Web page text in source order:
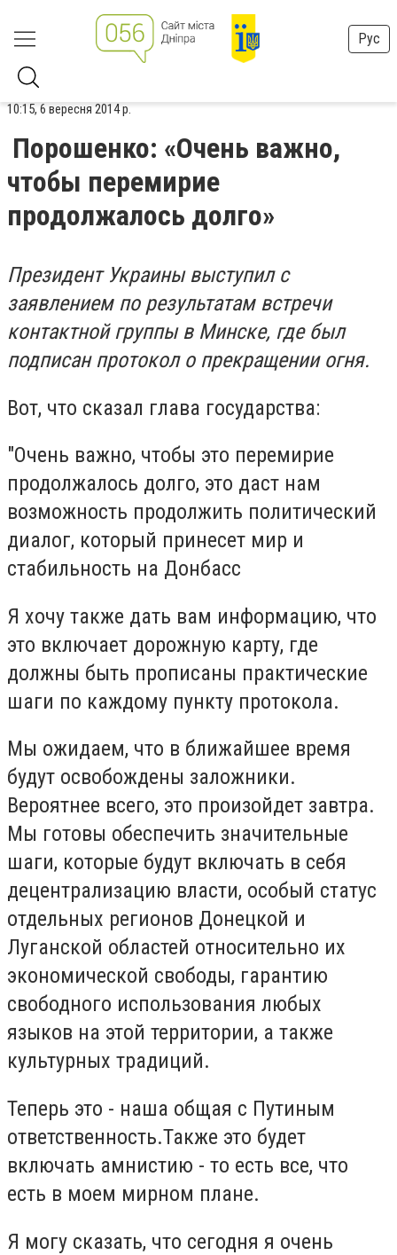
Рус
10:15, 6 вересня 2014 р.
Порошенко: «Очень важно,
чтобы перемирие
продолжалось долго»
Президент Украины выступил с
заявлением по результатам встречи
контактной группы в Минске, где был
подписан протокол о прекращении огня.
Вот, что сказал глава государства:
"Очень важно, чтобы это перемирие
продолжалось долго, это даст нам
возможность продолжить политический
диалог, который принесет мир и
стабильность на Донбасс
Я хочу также дать вам информацию, что
это включает дорожную карту, где
должны быть прописаны практические
шаги по каждому пункту протокола.
Мы ожидаем, что в ближайшее время
будут освобождены заложники.
Вероятнее всего, это произойдет завтра.
Мы готовы обеспечить значительные
шаги, которые будут включать в себя
децентрализацию власти, особый статус
отдельных регионов Донецкой и
Луганской областей относительно их
экономической свободы, гарантию
свободного использования любых
языков на этой территории, а также
культурных традиций.
Теперь это - наша общая с Путиным
ответственность.Также это будет
включать амнистию - то есть все, что
есть в моем мирном плане.
Я могу сказать, что сегодня я очень